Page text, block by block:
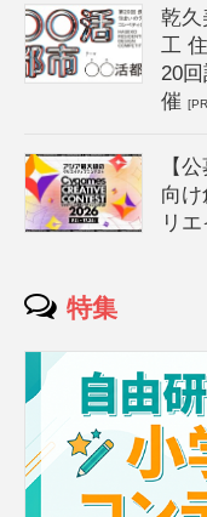
乾久
工
20
催
【
向
リ
特集